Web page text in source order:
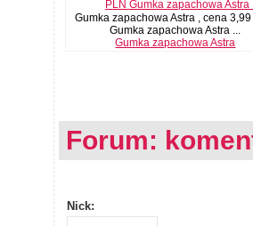
Gumka zapachowa Astra , cena 3,99
Gumka zapachowa Astra ...
Gumka zapachowa Astra
Forum:
Nick: